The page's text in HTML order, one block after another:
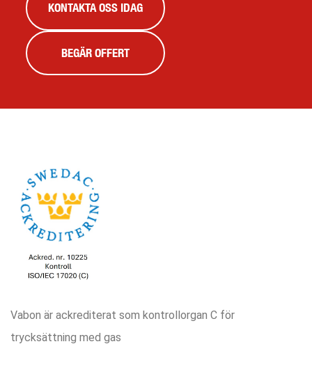
KONTAKTA OSS IDAG
BEGÄR OFFERT
Vabon är ackrediterat som kontrollorgan C för
trycksättning med gas